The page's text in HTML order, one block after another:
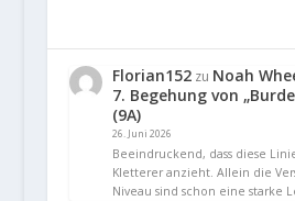
Florian152zu Noah
7. Begehung von
(9A)
26. Juni 2026
Beeindruckend, dass diese
Kletterer anzieht. Allein die
Niveau sind schon eine starke